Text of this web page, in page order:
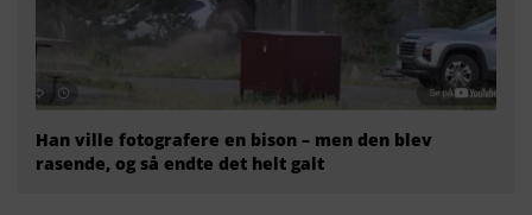
Han ville fotografere en bison – men den blev
rasende, og så endte det helt galt